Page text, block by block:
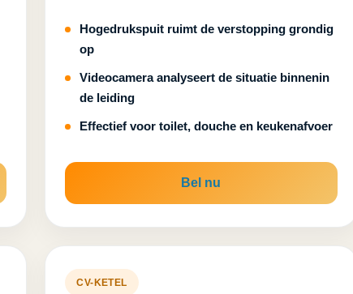
Hogedrukspuit ruimt de verstopping grondig
op
Videocamera analyseert de situatie binnenin
de leiding
Effectief voor toilet, douche en keukenafvoer
Bel nu
CV-KETEL